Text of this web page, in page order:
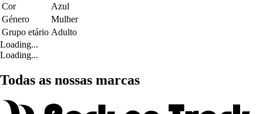
Cor
Azul
Género
Mulher
Grupo etário Adulto
Loading...
Loading...
Todas as nossas marcas